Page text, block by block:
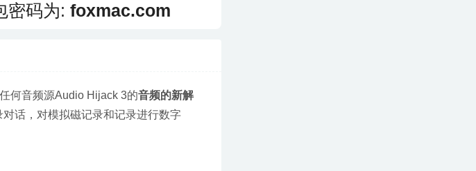
密码为: foxmac.com
何音频源Audio Hijack 3的音频的新解
话，对模拟磁记录和记录进行数字